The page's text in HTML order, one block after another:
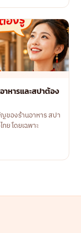
าหารและสปาต้อง
ของร้านอาหาร สปา
ย โดยเฉพาะ